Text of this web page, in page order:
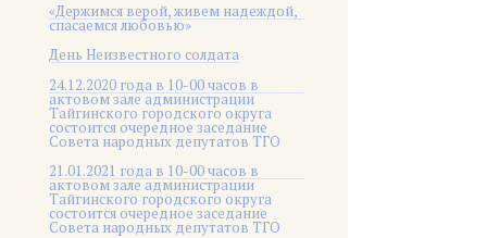
«Держимся верой, живем надеждой,
спасаемся любовью»
День Неизвестного солдата
24.12.2020 года в 10-00 часов в
актовом зале администрации
Тайгинского городского округа
состоится очередное заседание
Совета народных депутатов ТГО
21.01.2021 года в 10-00 часов в
актовом зале администрации
Тайгинского городского округа
состоится очередное заседание
Совета народных депутатов ТГО